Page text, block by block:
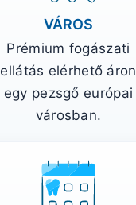
VÁROS
Prémium fogászati
ellátás elérhető áron
egy pezsgő európai
városban.